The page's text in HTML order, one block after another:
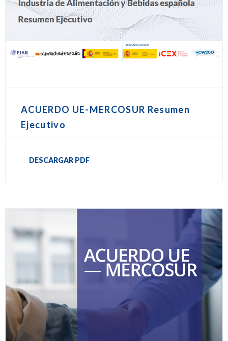
ACUERDO UE-MERCOSUR Resumen
Ejecutivo
DESCARGAR PDF